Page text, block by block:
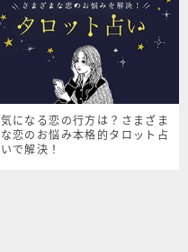
気になる恋の行方は？さまざま
な恋のお悩み本格的タロット占
いで解決！